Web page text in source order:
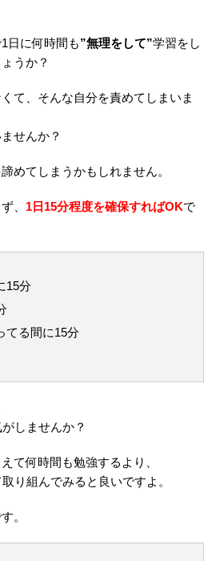
日に何時間も”無理をして”学習をし
うか？
て、そんな自分を責めてしまいま
せんか？
めてしまうかもしれません。
、 1日15分程度を確保すればOKで
15分
てる間に15分
しませんか？
て何時間も勉強するより、
り組んでみると良いですよ。
。